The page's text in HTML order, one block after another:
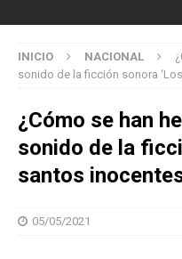
INICIO NACIONAL
sonido de la ficción sonora
¿Cómo se han
sonido de la
santos
05/05/2021